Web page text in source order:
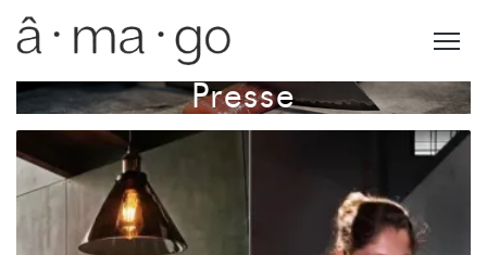
Presse